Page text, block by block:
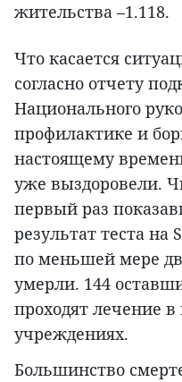
жительства –1.118.
Что касается
согласно отчету
Национального
профилактике и
настоящему
уже выздоровели.
первый раз
результат теста на
по меньшей мере
умерли. 144
проходят лечение
учреждениях.
Большинство